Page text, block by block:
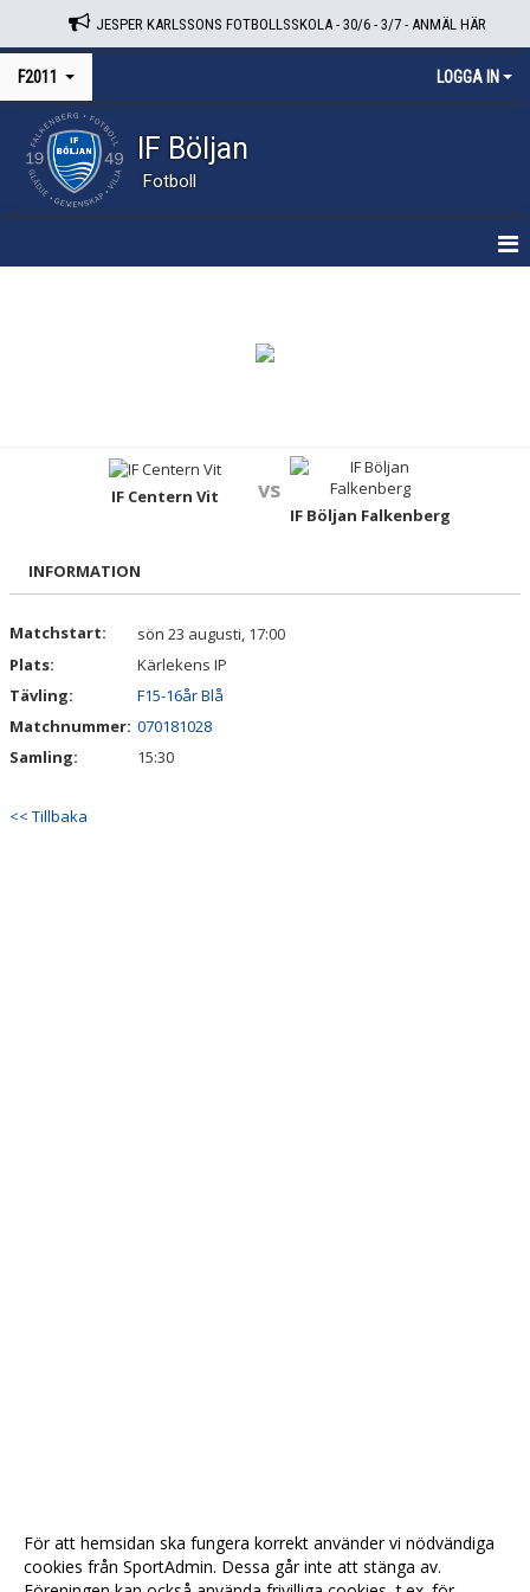
JESPER KARLSSONS FOTBOLLSSKOLA - 30/6 - 3/7 - ANMÄL HÄR
F2011 LOGGA IN
IF Böljan
Fotboll
DOKUMENT
IF Centern Vit vs
IF Böljan Falkenberg
INFORMATION
Matchstart:
sön 23 augusti, 17:00
Plats:
Kärlekens IP
Tävling:
F15-16år Blå
Matchnummer: 070181028
Samling:
15:30
<< Tillbaka
För att hemsidan ska fungera korrekt använder vi nödvändiga
cookies från SportAdmin. Dessa går inte att stänga av.